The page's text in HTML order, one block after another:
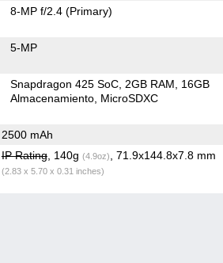
8-MP f/2.4(Primary)
5-MP
Snapdragon 425 SoC 2GB RAM
16GB
Almacenamiento MicroSDXC
2500 mAh
IP Rating, 140g (4.9oz) , 71.9x144.8x7.8 mm
(2.83 x 5.70 x 0.31 inches)